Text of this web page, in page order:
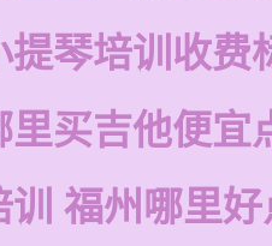
提琴培训收费
里买吉他便宜
训 福州哪里